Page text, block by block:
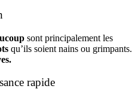
sont principalement les
qu’ils soient nains ou grimpants.
rapide